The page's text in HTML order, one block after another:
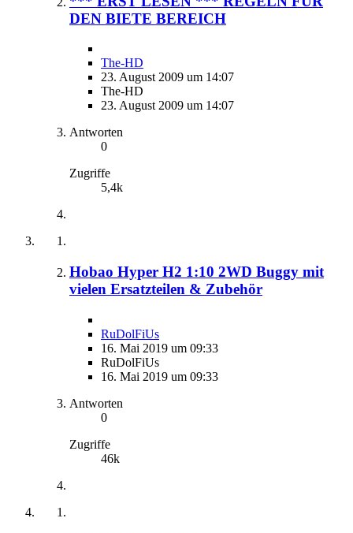
DEN BIETE BEREICH
The-HD
23. August 2009 um 14:07
The-HD
23. August 2009 um 14:07
Antworten
0
Zugriffe
5,4k
Hobao Hyper H2 1:10 2WD Buggy mit
vielen Ersatzteilen & Zubehör
RuDolFiUs
16. Mai 2019 um 09:33
RuDolFiUs
16. Mai 2019 um 09:33
Antworten
0
Zugriffe
46k